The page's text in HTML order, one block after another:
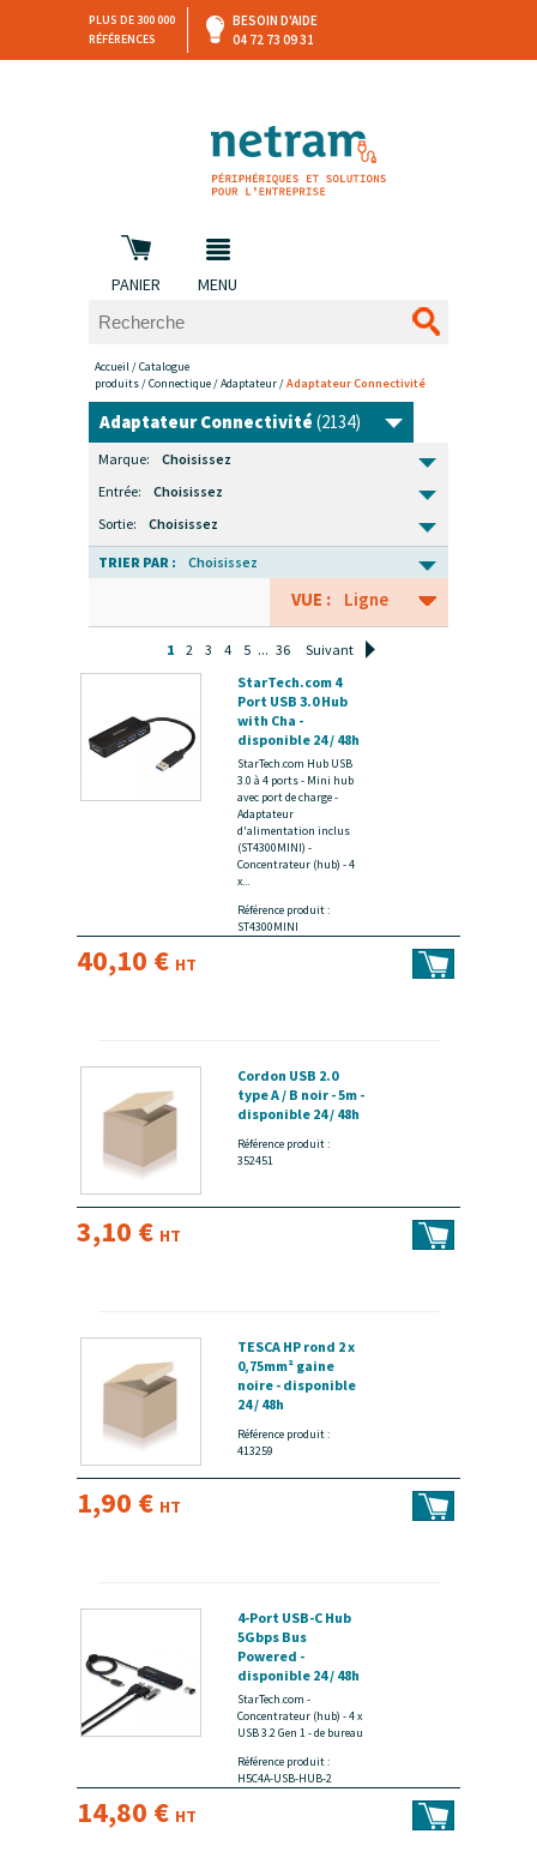
PLUS DE 300 000
RÉFÉRENCES
BESOIN D'AIDE
04 72 73 09 31
PANIER MENU
Accueil/Catalogue
produits/Connectique/Adaptateur/Adaptateur Connectivité
Adaptateur Connectivité (2134)
Marque:
Choisissez
Entrée:
Choisissez
Sortie:
Choisissez
TRIER PAR : Choisissez
VUE : Ligne
1 2 3 4 5 ... 36
Suivant
StarTech.com 4
Port USB 3.0 Hub
with Cha -
disponible 24 / 48h
StarTech.com Hub USB
3.0 à 4 ports - Mini hub
avec port de charge -
Adaptateur
d'alimentation inclus
(ST4300MINI) -
Concentrateur (hub) - 4
x...
Référence produit :
ST4300MINI
40,10 € HT
Cordon USB 2.0
type A / B noir - 5m -
disponible 24 / 48h
Référence produit :
352451
3,10 € HT
TESCA HP rond 2 x
0,75mm² gaine
noire - disponible
24 / 48h
Référence produit :
413259
1,90 € HT
4-Port USB-C Hub
5Gbps Bus
Powered -
disponible 24 / 48h
StarTech.com -
Concentrateur (hub) - 4 x
USB 3.2 Gen 1 - de bureau
Référence produit :
H5C4A-USB-HUB-2
14,80 € HT